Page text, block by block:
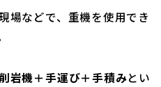
場などで、重機を使用でき
岩機＋手運び＋手積みとい